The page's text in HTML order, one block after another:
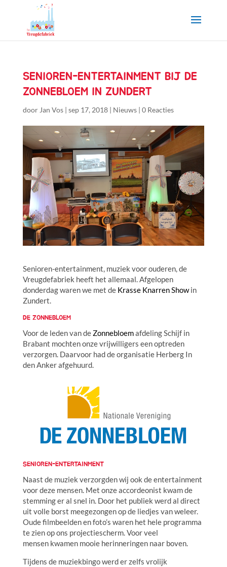
SENIOREN-ENTERTAINMENT BIJ DE
ZONNEBLOEM IN ZUNDERT
door Jan Vos| sep 17, 2018| Nieuws| 0 Reacties
Senioren-entertainment, muziek voor ouderen, de
Vreugdefabriek heeft het allemaal. Afgelopen
donderdag waren we met deKrasse Knarren Showin
Zundert.
DE ZONNEBLOEM
Voor de leden van de Zonnebloemafdeling Schijf in
Brabant mochten onze vrijwilligers een optreden
verzorgen. Daarvoor had de organisatie Herberg In
den Anker afgehuurd.
SENIOREN-ENTERTAINMENT
Naast de muziek verzorgden wij ook de entertainment
voor deze mensen. Met onze accordeonist kwam de
stemming er al snel in. Door het publiek werd al direct
uit volle borst meegezongen op de liedjes van weleer.
Oude filmbeelden en foto’s waren het hele programma
te zien op ons projectiescherm. Voor veel
mensen kwamen mooie herinneringen naar boven.
Tijdens de muziekbingo werd er zelfs vrolijk